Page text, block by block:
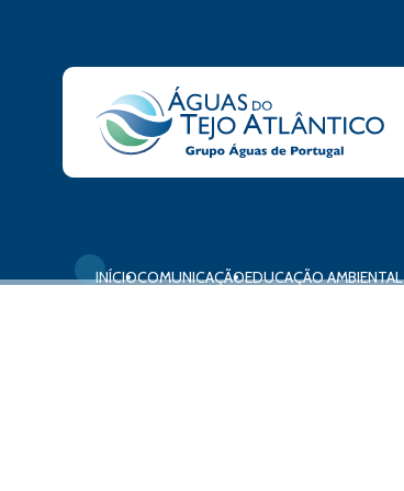
INÍCIOCOMUNICAÇÃOEDUCAÇÃO AMBIENTAL